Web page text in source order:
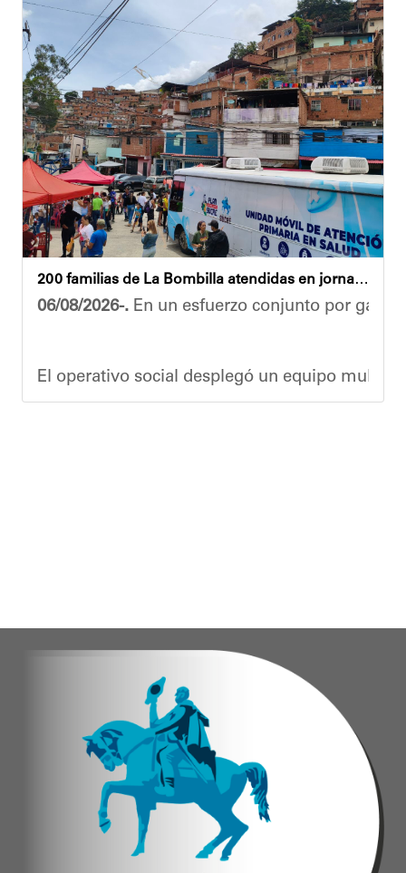
“El proceso comenzó con una primera
Ante la emergencia, los vecinos del referido
Las cuadrillas de trabajo permanecen
Yois Coellar
200 familias de La Bombilla atendidas en jornada integral
06/08/2026-. En un esfuerzo conjunto por
El operativo social desplegó un equipo